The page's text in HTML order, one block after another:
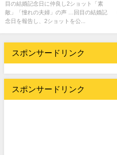
目の結婚記念日に仲良し2ショット「素
敵」「憧れの夫婦」の声 …回目の結婚記
念日を報告し、2ショットを公...
スポンサードリンク
スポンサードリンク